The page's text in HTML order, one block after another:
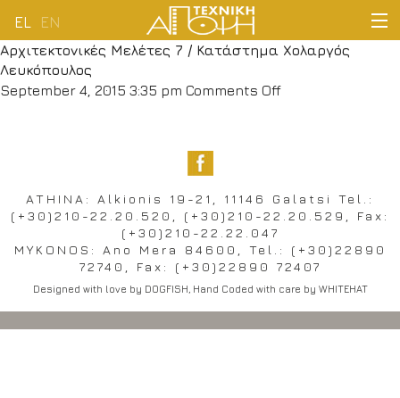
EL EN
ACTIVITIES
CUSTOMERS
NEWS
CONTACT
Aρχιτεκτονικές Μελέτες 7 / Kατάστημα Χολαργός
Λευκόπουλος
September 4, 2015 3:35 pm Comments Offon
Kατάστημα
Χολαργός
ATHINA: Alkionis 19-21, 11146 Galatsi Tel.:
(+30)210-22.20.520, (+30)210-22.20.529, Fax:
(+30)210-22.22.047
MYKONOS: Ano Mera 84600, Tel.: (+30)22890
72740, Fax: (+30)22890 72407
Designed with love by DOGFISH , Hand Coded with care by WHITEHAT